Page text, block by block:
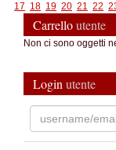
17 18 19 20 21 22
Carrelloutente
Non ci sono oggetti
Login utente